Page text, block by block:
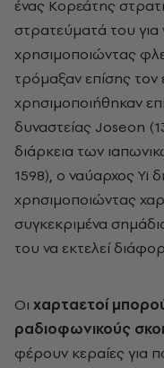
ένας Κορεάτης
στρατεύματά του για
χρησιμοποιώντας
τρόμαξαν επίσης τον
χρησιμοποιήθηκαν
δυναστείας Joseon
διάρκεια των
1598), ο ναύαρχος Yi
χρησιμοποιώντας
συγκεκριμένα
του να εκτελεί
Οι χαρταετοί
ραδιοφωνικούς
φέρουν κεραίες για